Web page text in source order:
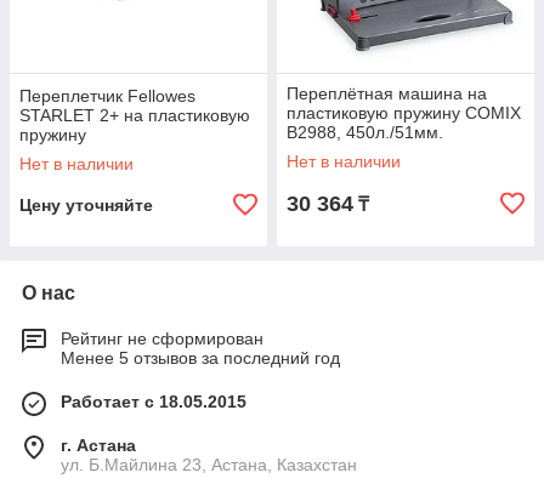
Переплетчик Fellowes
STARLET 2+ на пластиковую
пружину
Нет в наличии
Цену уточняйте
Переплётная машина на
пластиковую пружину COMIX
B2988, 450л./51мм.
Нет в наличии
30 364 ₸
О нас
Рейтинг не сформирован
Менее 5 отзывов за последний год
Работает с 18.05.2015
г. Астана
ул. Б.Майлина 23, Астана, Казахстан